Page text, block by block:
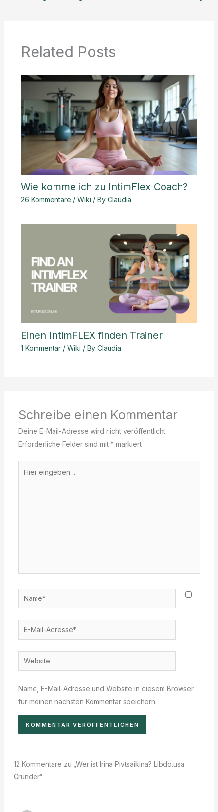
Related Posts
Wie komme ich zu IntimFlex Coach?
26 Kommentare / Wiki / By Claudia
Einen IntimFLEX finden Trainer
1 Kommentar / Wiki / By Claudia
Schreibe einen Kommentar
Deine E-Mail-Adresse wird nicht veröffentlicht.
Erforderliche Felder sind mit * markiert
eingeben…
Name*
E-
Mail-
Adresse*
Website
Name, E-Mail-Adresse und Website in diesem Browser
für meinen nächsten Kommentar speichern.
12 Kommentare zu „Wer ist Irina Pivtsaikina? Libdo.usa
Gründer“